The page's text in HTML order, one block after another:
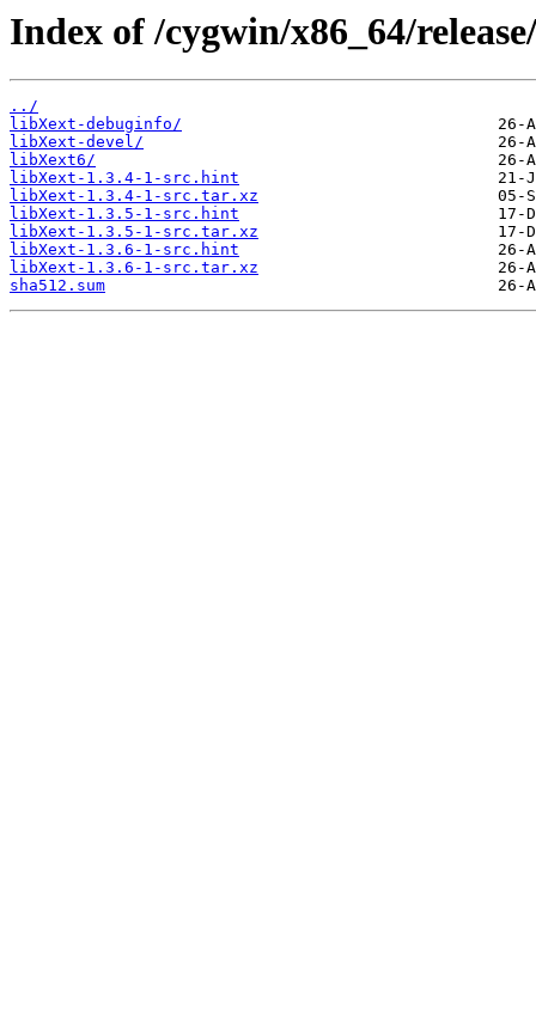
Index of /cygwin/x86_64/
../
libXext-debuginfo/
libXext-devel/
libXext6/
libXext-1.3.4-1-src.hint
libXext-1.3.4-1-src.tar.xz
libXext-1.3.5-1-src.hint
libXext-1.3.5-1-src.tar.xz
libXext-1.3.6-1-src.hint
libXext-1.3.6-1-src.tar.xz
sha512.sum